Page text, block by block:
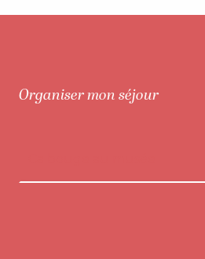
Organiser mon séjour